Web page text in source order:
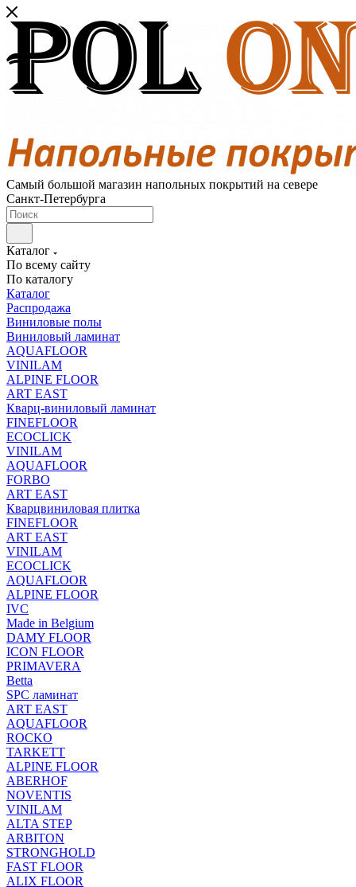
Самый большой магазин напольных покрытий на севере
Санкт-Петербурга
Каталог
По всему сайту
По каталогу
Каталог
Распродажа
Виниловые полы
Виниловый ламинат
AQUAFLOOR
VINILAM
ALPINE FLOOR
ART EAST
Кварц-виниловый ламинат
FINEFLOOR
ECOCLICK
VINILAM
AQUAFLOOR
FORBO
ART EAST
Кварцвиниловая плитка
FINEFLOOR
ART EAST
VINILAM
ECOCLICK
AQUAFLOOR
ALPINE FLOOR
IVC
Made in Belgium
DAMY FLOOR
ICON FLOOR
PRIMAVERA
Betta
SPC ламинат
ART EAST
AQUAFLOOR
ROCKO
TARKETT
ALPINE FLOOR
ABERHOF
NOVENTIS
VINILAM
ALTA STEP
ARBITON
STRONGHOLD
FAST FLOOR
ALIX FLOOR